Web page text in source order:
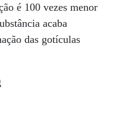
é 100 vezes menor
acaba
das gotículas